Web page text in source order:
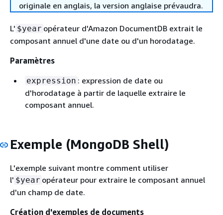
originale en anglais, la version anglaise prévaudra.
L' $year opérateur d'Amazon DocumentDB extrait le
composant annuel d'une date ou d'un horodatage.
Paramètres
expression : expression de date ou
d'horodatage à partir de laquelle extraire le
composant annuel.
Exemple (MongoDB Shell)
L'exemple suivant montre comment utiliser
l' $year opérateur pour extraire le composant annuel
d'un champ de date.
Création d'exemples de documents